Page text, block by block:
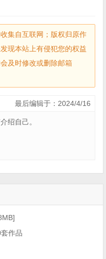
集自互联网；版权归原作
现本站上有侵犯您的权益
及时修改或删除邮箱
最后编辑于：2024/4/16
绍自己。
作品